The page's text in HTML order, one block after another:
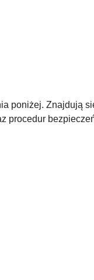
poniżej. Znajdują
procedur